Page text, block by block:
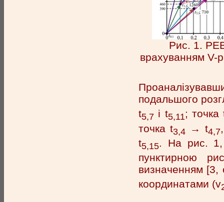
Рис. 1.
врахуванням V-
подальшого
t5,7 і t5,11; точка
точка t3,4 → t4,7
t5,15. На рис. 1,
пунктирною
визначенням [3,
координатами (v